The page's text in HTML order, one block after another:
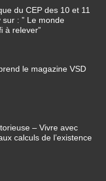
du CEP des 10 et 11
: ” Le monde
à relever”
le magazine VSD
– Vivre avec
calculs de l’existence